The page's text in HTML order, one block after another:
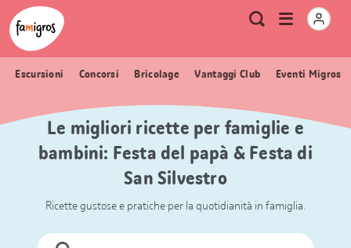
Navigazione
segnalibri
Header
Logo Metanavigazione
Ricerca
Apri
menu
Escursioni Concorsi Bricolage Vantaggi Club Eventi Migros
Le migliori ricette per famiglie e
bambini: Festa del papà & Festa di
San Silvestro
Ricette gustose e pratiche per la quotidianità in famiglia.